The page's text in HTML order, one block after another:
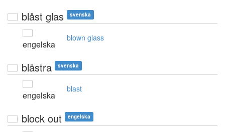
blåst glas svenska
engelska
blown glass
blästra svenska
engelska
blast
block out engelska